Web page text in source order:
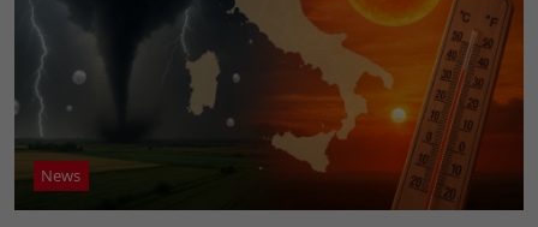
News